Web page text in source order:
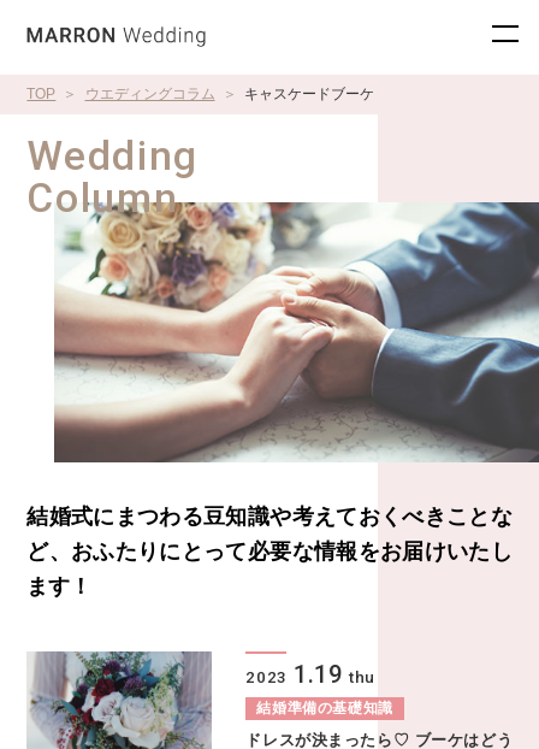
TOP ウエディングコラム キャスケードブーケ
Wedding
Column
結婚式にまつわる豆知識や考えておくべきことな
ど、 おふたりにとって必要な情報をお届けいたし
ます！
2023 1.19 thu
結婚準備の基礎知識
ドレスが決まったら♡ ブーケはどう